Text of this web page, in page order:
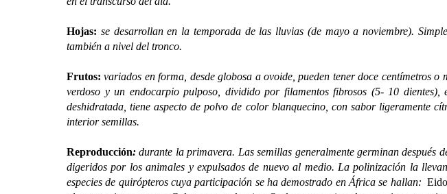
Hojas: se desarrollan en la temporada de las lluvias (de mayo a noviembre).
también a nivel del tronco.
Frutos: variados en forma, desde globosa a ovoide, pueden tener doce centímetros
verdoso y un endocarpio pulposo, dividido por filamentos fibrosos (5- 10
deshidratada, tiene aspecto de polvo de color blanquecino, con sabor ligeramente
interior semillas.
Reproducción:durante la primavera. Las semillas generalmente germinan después
digeridos por los animales y expulsados de nuevo al medio. La polinización la
especies de quirópteros cuya participación se ha demostrado en África se hallan: